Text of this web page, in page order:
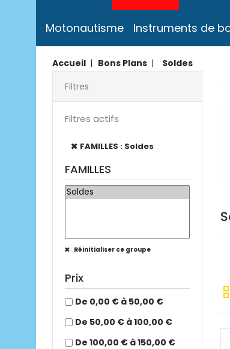
Motonautisme Instruments de
Accueil Bons Plans
Soldes
Filtres
Filtres actifs
FAMILLES : Soldes
FAMILLES
Réinitialiser ce groupe
Prix
De 0,00 € à 50,00 €
De 50,00 € à 100,00 €
De 100,00 € à 150,00 €